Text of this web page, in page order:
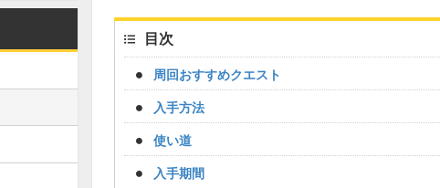
目次
周回おすすめクエスト
入手方法
使い道
入手期間